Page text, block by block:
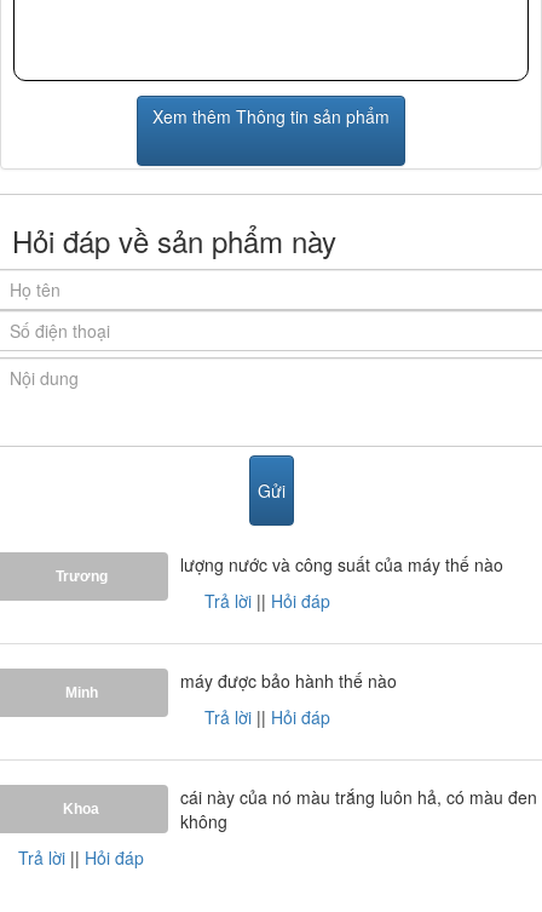
Xem thêm Thông tin sản phẩm
Hỏi đáp về sản phẩm này
Trương
lượng nước và công suất của máy thế nào
Trả lời || Hỏi đáp
Minh
máy được bảo hành thế nào
Trả lời || Hỏi đáp
Khoa
cái này của nó màu trắng luôn hả, có màu đen
không
Trả lời || Hỏi đáp